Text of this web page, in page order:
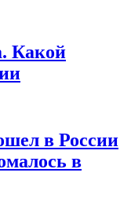
Какой
в России
в